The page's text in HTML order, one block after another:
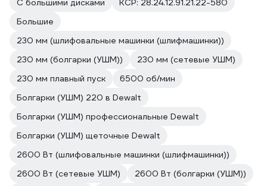
С большими дисками
КСР: 28.24.12.91.21.22-580
Большие
230 мм (шлифовальные машинки (шлифмашинки))
230 мм (болгарки (УШМ))
230 мм (сетевые УШМ)
230 мм плавный пуск
6500 об/мин
Болгарки (УШМ) 220 в Dewalt
Болгарки (УШМ) профессиональные Dewalt
Болгарки (УШМ) щеточные Dewalt
2600 Вт (шлифовальные машинки (шлифмашинки))
2600 Вт (сетевые УШМ)
2600 Вт (болгарки (УШМ))